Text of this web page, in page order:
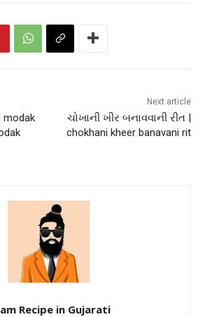
modak
Next article
ચોખાની ખીર બનાવવાની રીત |
chokhani kheer banavani rit
Recipe in Gujarati